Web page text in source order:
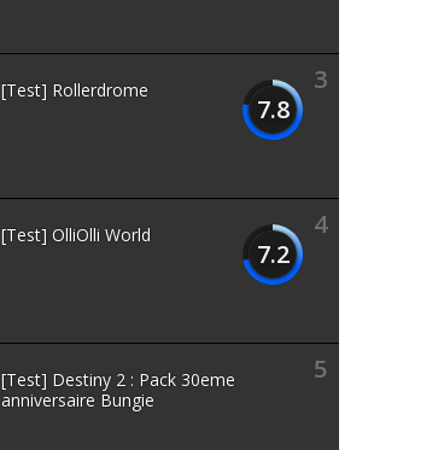
3
7.8
[Test] Rollerdrome
4
7.2
[Test] OlliOlli World
5
[Test] Destiny 2 : Pack 30eme
anniversaire Bungie